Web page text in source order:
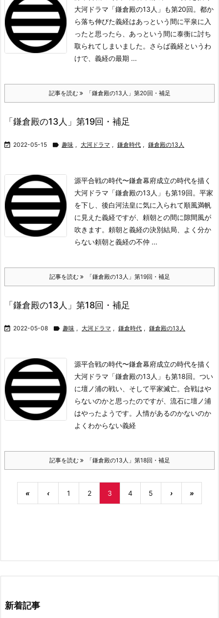
大河ドラマ「鎌倉殿の13人」も第20回。都か
ら落ち伸びた義経はあっという間に平泉に入
ったと思ったら、あっという間に泰衡に討ち
取られてしまいました。 さらば義経というわ
けで、義経の最期 ...
記事を読む 「鎌倉殿の13人」第20回・補足
「鎌倉殿の13人」第19回・補足
 2022-05-15  趣味 , 大河ドラマ , 鎌倉時代 , 鎌倉殿の13人
源平合戦の時代〜鎌倉幕府成立の時代を描く
大河ドラマ「鎌倉殿の13人」も第19回。平家
を下し、後白河法皇に気に入られて順風満帆
に見えた義経ですが、頼朝との間に隙間風が
吹きます。 頼朝と義経の決別結局、よく分か
らない頼朝と義経の不仲 ...
記事を読む 「鎌倉殿の13人」第19回・補足
「鎌倉殿の13人」第18回・補足
 2022-05-08  趣味 , 大河ドラマ , 鎌倉時代 , 鎌倉殿の13人
源平合戦の時代〜鎌倉幕府成立の時代を描く
大河ドラマ「鎌倉殿の13人」も第18回。つい
に壇ノ浦の戦い、そして平家滅亡。合戦はや
らないのかと思ったのですが、流石に壇ノ浦
はやったようです。
人情があるのかないのか
よくわからない義経
記事を読む 「鎌倉殿の13人」第18回・補足
« ‹ 1 2 3 4 5 › »
新着記事